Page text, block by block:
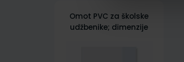
Omot PVC za školske
udžbenike; dimenzije